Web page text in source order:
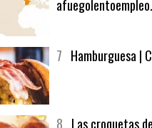
6Bolsa de trabajo: